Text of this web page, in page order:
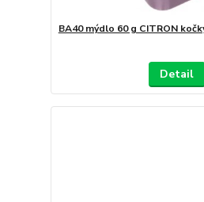
BA40 mýdlo 60 g CITRON
Detail